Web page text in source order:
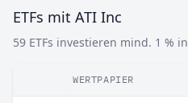
ETFs mit ATI Inc
59 ETFs investieren mind. 1 %
WERTPAPIER